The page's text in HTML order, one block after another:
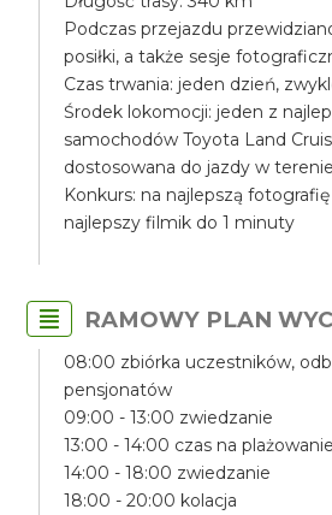
Podczas przejazdu
posiłki, a także sesje
Czas trwania: jeden dzień,
Środek lokomocji: jeden z
samochodów Toyota Land
dostosowana do jazdy w
Konkurs: na najlepszą
najlepszy filmik do 1 minuty
RAMOWY PLAN
08:00 zbiórka uczestników,
pensjonatów
09:00 - 13:00 zwiedzanie
13:00 - 14:00 czas na plażowanie
14:00 - 18:00 zwiedzanie
18:00 - 20:00 kolacja